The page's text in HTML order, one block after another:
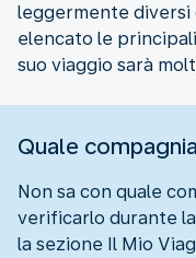
leggermente diversi
elencato le
suo viaggio sarà
Quale
Non sa con quale
verificarlo durante
la sezione Il Mio